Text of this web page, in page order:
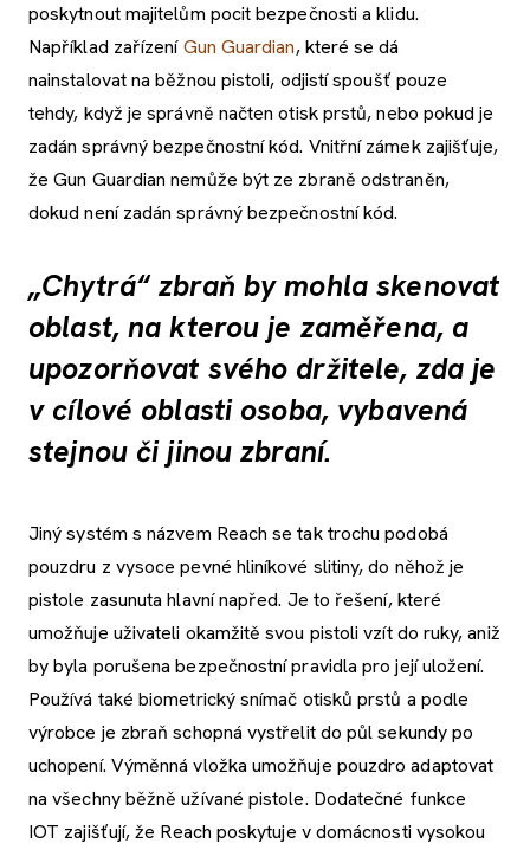
poskytnout majitelům pocit bezpečnosti a klidu.
Například zařízeníGun Guardian, které se dá
nainstalovat na běžnou pistoli, odjistí spoušť pouze
tehdy, když je správně načten otisk prstů, nebo pokud je
zadán správný bezpečnostní kód. Vnitřní zámek zajišťuje,
že Gun Guardian nemůže být ze zbraně odstraněn,
dokud není zadán správný bezpečnostní kód.
„Chytrá“ zbraň by mohla skenovat
oblast, na kterou je zaměřena, a
upozorňovat svého držitele, zda je
v cílové oblasti osoba, vybavená
stejnou či jinou zbraní.
Jiný systém s názvem Reach se tak trochu podobá
pouzdru z vysoce pevné hliníkové slitiny, do něhož je
pistole zasunuta hlavní napřed. Je to řešení, které
umožňuje uživateli okamžitě svou pistoli vzít do ruky, aniž
by byla porušena bezpečnostní pravidla pro její uložení.
Používá také biometrický snímač otisků prstů a podle
výrobce je zbraň schopná vystřelit do půl sekundy po
uchopení. Výměnná vložka umožňuje pouzdro adaptovat
na všechny běžně užívané pistole. Dodatečné funkce
IOT zajišťují, že Reach poskytuje v domácnosti vysokou